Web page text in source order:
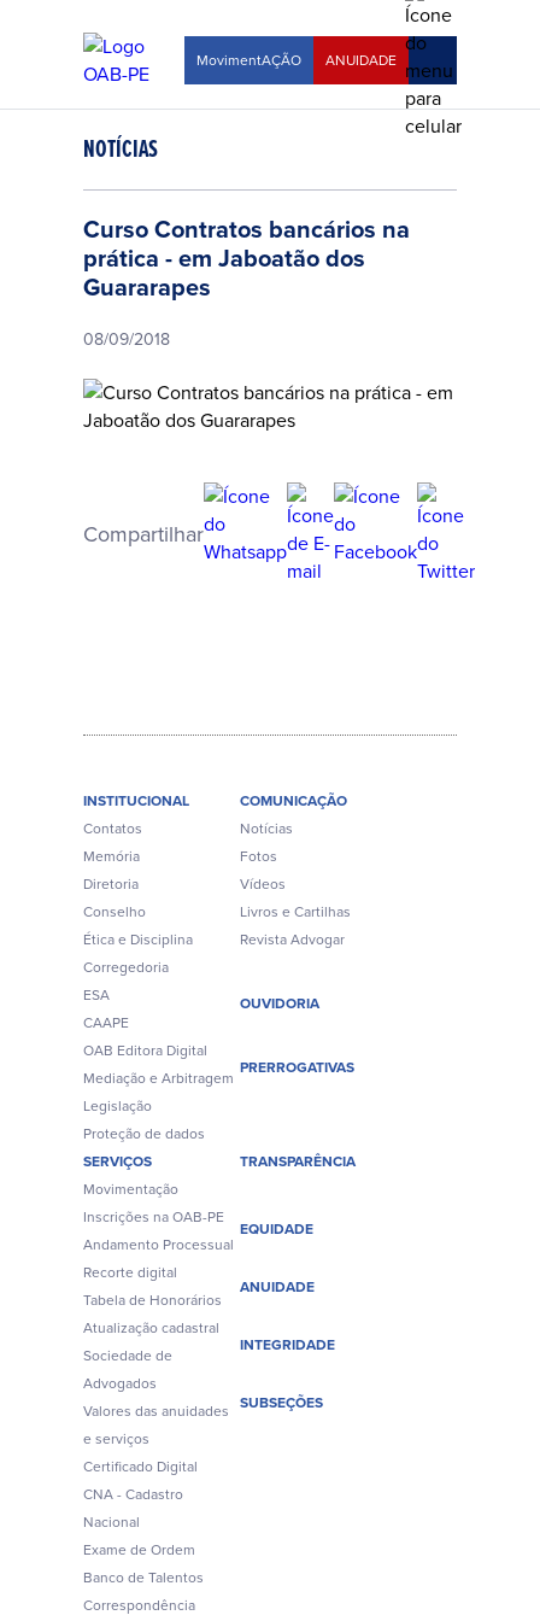
MovimentAÇÃO ANUIDADE
NOTÍCIAS
Curso Contratos bancários na
prática - em Jaboatão dos
Guararapes
08/09/2018
Compartilhar
INSTITUCIONAL
Contatos
Memória
Diretoria
Conselho
Ética e Disciplina
Corregedoria
ESA
CAAPE
OAB Editora Digital
Mediação e Arbitragem
Legislação
Proteção de dados
COMUNICAÇÃO
Notícias
Fotos
Vídeos
Livros e Cartilhas
Revista Advogar
OUVIDORIA
PRERROGATIVAS
SERVIÇOS
Movimentação
Inscrições na OAB-PE
Andamento Processual
Recorte digital
Tabela de Honorários
Atualização cadastral
Sociedade de
Advogados
Valores das anuidades
e serviços
Certificado Digital
CNA - Cadastro
Nacional
Exame de Ordem
Banco de Talentos
Correspondência
TRANSPARÊNCIA
EQUIDADE
ANUIDADE
INTEGRIDADE
SUBSEÇÕES